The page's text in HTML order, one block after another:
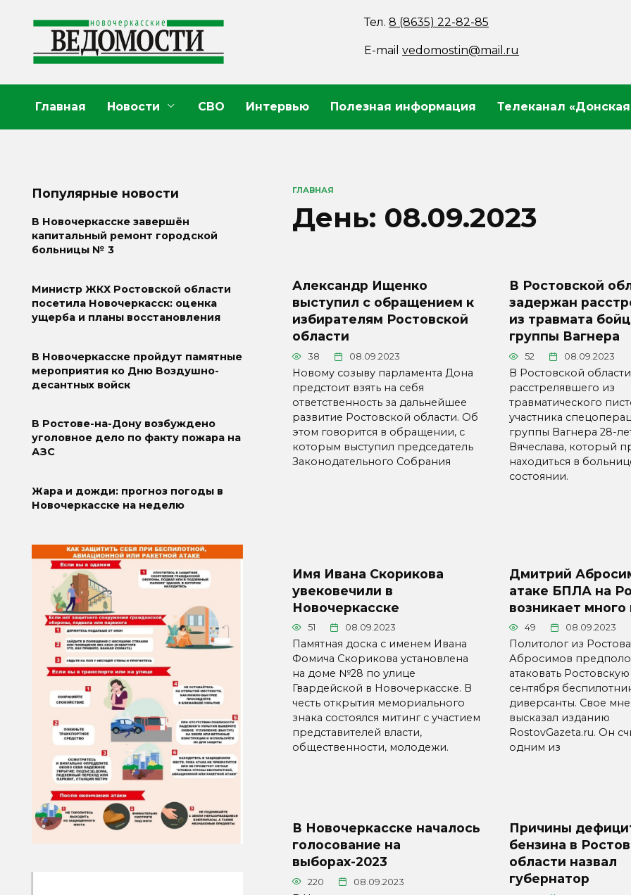
содержанию
Тел.8 (8635) 22-82-85
E-mailvedomostin@mail.ru
Главная Новости СВО Интервью Полезная информация Телеканал
ГЛАВНАЯ
День: 08.09.2023
Александр Ищенко
выступил с обращением к
избирателям Ростовской
области
38 08.09.2023
Новому созыву парламента Дона
предстоит взять на себя
ответственность за дальнейшее
развитие Ростовской области. Об
этом говорится в обращении, с
которым выступил председатель
Законодательного Собрания
В Ростовской
задержан
из травмата
группы Вагнера
52 08.09.2023
В Ростовской
расстрелявшего из
травматического
участника
группы Вагнера 28-
Вячеслава, который
находиться в
состоянии.
Имя Ивана Скорикова
увековечили в
Новочеркасске
51 08.09.2023
Памятная доска с именем Ивана
Фомича Скорикова установлена
на доме №28 по улице
Гвардейской в Новочеркасске. В
честь открытия мемориального
знака состоялся митинг с участием
представителей власти,
общественности, молодежи.
Дмитрий
атаке БПЛА на
возникает много
49 08.09.2023
Политолог из
Абросимов
атаковать
сентября
диверсанты. Свое
высказал изданию
RostovGazeta.ru. Он
одним из
В Новочеркасске началось
голосование на
выборах-2023
220 08.09.2023
Причины
бензина в
области назвал
губернатор
Популярные новости
В Новочеркасске завершён
капитальный ремонт городской
больницы № 3
Министр ЖКХ Ростовской области
посетила Новочеркасск: оценка
ущерба и планы восстановления
В Новочеркасске пройдут памятные
мероприятия ко Дню Воздушно-
десантных войск
В Ростове-на-Дону возбуждено
уголовное дело по факту пожара на
АЗС
Жара и дожди: прогноз погоды в
Новочеркасске на неделю